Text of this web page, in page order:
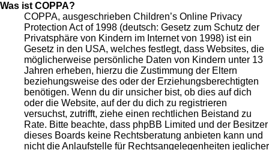
Was ist COPPA?
COPPA, ausgeschrieben Children’s Online Privacy
Protection Act of 1998 (deutsch: Gesetz zum Schutz der
Privatsphäre von Kindern im Internet von 1998) ist ein
Gesetz in den USA, welches festlegt, dass Websites, die
möglicherweise persönliche Daten von Kindern unter 13
Jahren erheben, hierzu die Zustimmung der Eltern
beziehungsweise des oder der Erziehungsberechtigten
benötigen. Wenn du dir unsicher bist, ob dies auf dich
oder die Website, auf der du dich zu registrieren
versuchst, zutrifft, ziehe einen rechtlichen Beistand zu
Rate. Bitte beachte, dass phpBB Limited und der Besitzer
dieses Boards keine Rechtsberatung anbieten kann und
nicht die Anlaufstelle für Rechtsangelegenheiten jeglicher